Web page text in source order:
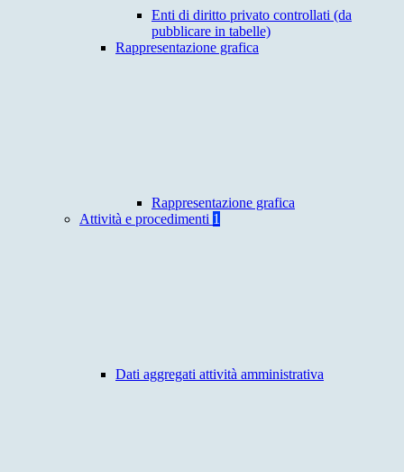
Enti di diritto privato controllati (da
pubblicare in tabelle)
Rappresentazione grafica
Rappresentazione grafica
Attività e procedimenti 1
Dati aggregati attività amministrativa